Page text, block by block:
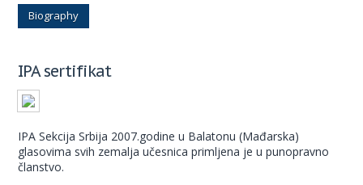
Biography
IPA sertifikat
IPA Sekcija Srbija 2007.godine u Balatonu (Mađarska)
glasovima svih zemalja učesnica primljena je u punopravno
članstvo.